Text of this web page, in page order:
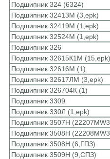
Подшипник 324 (6324)
Подшипник 32413М (3,epk)
Подшипник 32419М (1,epk)
Подшипник 32524М (1,epk)
Подшипник 326
Подшипник 32615К1М (15,epk)
Подшипник 32616М (1)
Подшипник 32617ЛМ (3,epk)
Подшипник 326704К (1)
Подшипник 3309
Подшипник 330Л (1,epk)
Подшипник 3507Н
Подшипник 3508Н
Подшипник 3508Н (6,ГПЗ)
Подшипник 3509Н (9,СПЗ)